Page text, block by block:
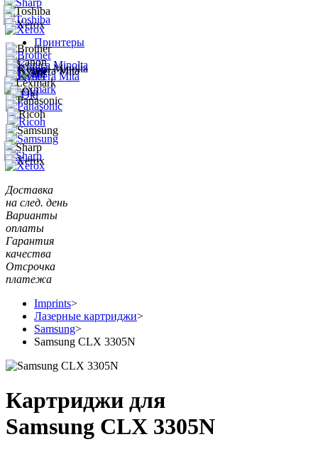
Принтеры
Доставка
на след. день
Варианты
оплаты
Гарантия
качества
Отсрочка
платежа
Imprints>
Лазерные картриджи>
Samsung>
Samsung CLX 3305N
Картриджи для
Samsung CLX 3305N